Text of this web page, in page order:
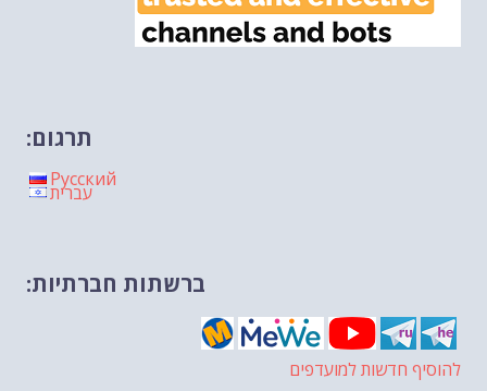
תרגום:
Русский
עברית
ברשתות חברתיות:
להוסיף חדשות למועדפים